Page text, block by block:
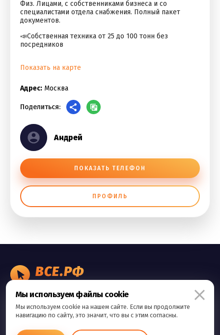
Физ. Лицами, с собственниками бизнеса и со
специалистами отдела снабжения. Полный пакет
документов.
📣Собственная техника от 25 до 100 тонн без
посредников
Показать на карте
Адрес: Москва
Поделиться:
Андрей
ПОКАЗАТЬ ТЕЛЕФОН
ПРОФИЛЬ
ВСЕ.РФ
Правила сервиса
Политика конфиденциальности
Мы используем файлы cookie
Мы используем cookie на нашем сайте. Если вы продолжите
навигацию по сайту, это значит, что вы с этим согласны.